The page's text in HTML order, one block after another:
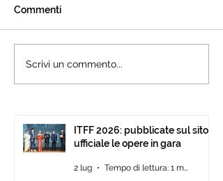
L’International Tourism
Film Festival celebra ad
Commenti
Scrivi un commento...
ITFF 2026: pubblicate sul sito
ufficiale le opere in gara
2 lug Tempo di lettura: 1 min